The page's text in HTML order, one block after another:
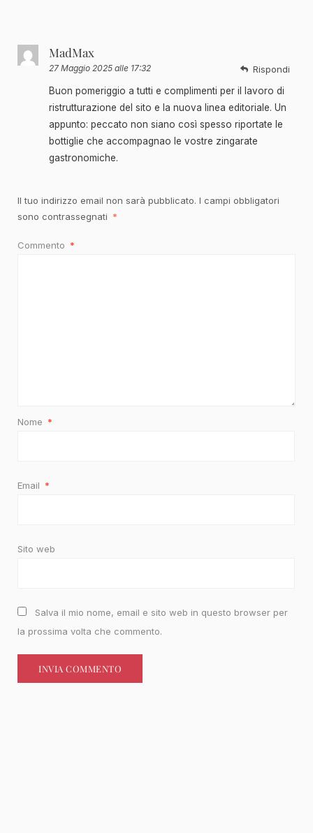
MadMax
27 Maggio 2025 alle 17:32
Buon pomeriggio a tutti e complimenti per il lavoro di
ristrutturazione del sito e la nuova linea editoriale. Un
appunto: peccato non siano così spesso riportate le
bottiglie che accompagnao le vostre zingarate
gastronomiche.
Rispondi
Il tuo indirizzo email non sarà pubblicato. I campi obbligatori
sono contrassegnati *
Commento *
Nome *
Email *
Sito web
Salva il mio nome, email e sito web in questo browser per
la prossima volta che commento.